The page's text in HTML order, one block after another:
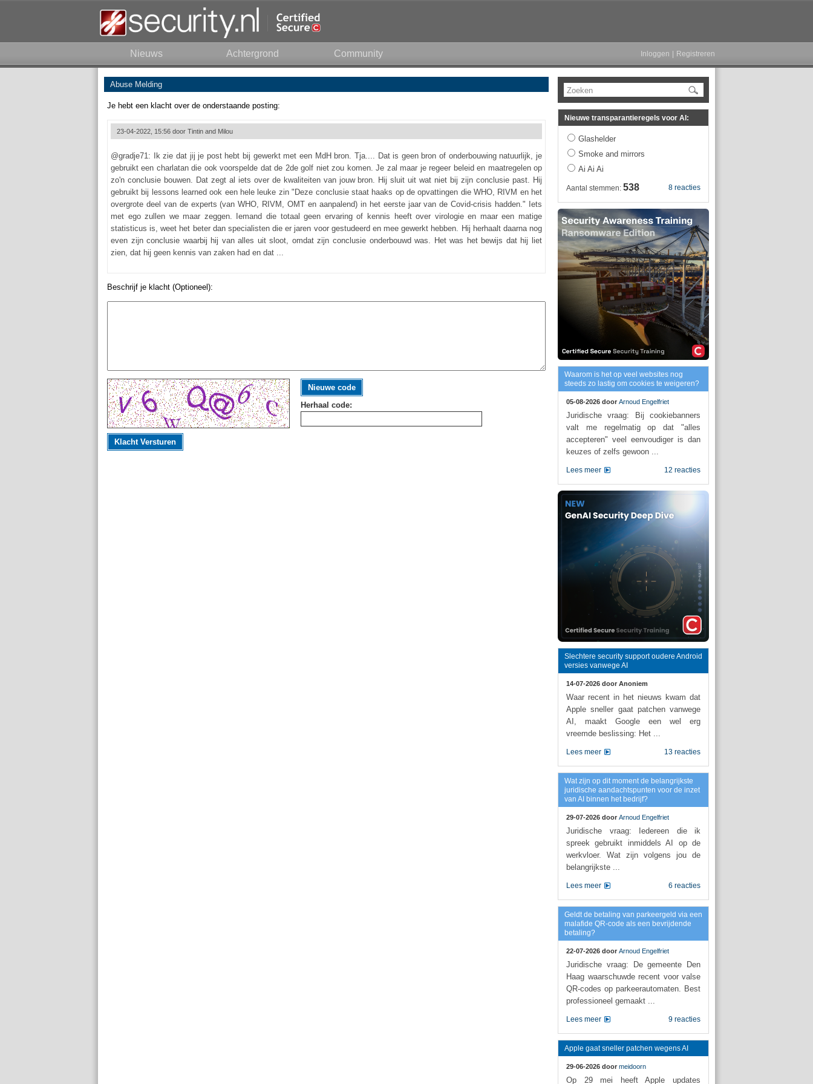
Nieuws Achtergrond Community Inloggen Registreren
Abuse Melding
Je hebt een klacht over de onderstaande posting:
23-04-2022, 15:56 door Tintin and Milou
@gradje71: Ik zie dat jij je post hebt bij gewerkt met een MdH bron. Tja.... Dat is geen bron of onderbouwing natuurlijk, je
gebruikt een charlatan die ook voorspelde dat de 2de golf niet zou komen. Je zal maar je regeer beleid en maatregelen op
zo'n conclusie bouwen. Dat zegt al iets over de kwaliteiten van jouw bron. Hij sluit uit wat niet bij zijn conclusie past. Hij
gebruikt bij lessons learned ook een hele leuke zin "Deze conclusie staat haaks op de opvattingen die WHO, RIVM en het
overgrote deel van de experts (van WHO, RIVM, OMT en aanpalend) in het eerste jaar van de Covid-crisis hadden." Iets
met ego zullen we maar zeggen. Iemand die totaal geen ervaring of kennis heeft over virologie en maar een matige
statisticus is, weet het beter dan specialisten die er jaren voor gestudeerd en mee gewerkt hebben. Hij herhaalt daarna nog
even zijn conclusie waarbij hij van alles uit sloot, omdat zijn conclusie onderbouwd was. Het was het bewijs dat hij liet
zien, dat hij geen kennis van zaken had en dat ...
Beschrijf je klacht (Optioneel):
Nieuwe code
Herhaal code:
Klacht Versturen
Zoeken
Nieuwe transparantieregels voor AI:
Glashelder
Smoke and mirrors
Ai Ai Ai
8 reacties
Aantal stemmen: 538
Waarom is het op veel websites nog
steeds zo lastig om cookies te weigeren?
05-08-2026 door Arnoud Engelfriet
Juridische vraag: Bij cookiebanners
valt me regelmatig op dat "alles
accepteren" veel eenvoudiger is dan
keuzes of zelfs gewoon ...
12 reacties
Lees meer
Slechtere security support oudere Android
versies vanwege AI
14-07-2026 door Anoniem
Waar recent in het nieuws kwam dat
Apple sneller gaat patchen vanwege
AI, maakt Google een wel erg
vreemde beslissing: Het ...
13 reacties
Lees meer
Wat zijn op dit moment de belangrijkste
juridische aandachtspunten voor de inzet
van AI binnen het bedrijf?
29-07-2026 door Arnoud Engelfriet
Juridische vraag: Iedereen die ik
spreek gebruikt inmiddels AI op de
werkvloer. Wat zijn volgens jou de
belangrijkste ...
6 reacties
Lees meer
Geldt de betaling van parkeergeld via een
malafide QR-code als een bevrijdende
betaling?
22-07-2026 door Arnoud Engelfriet
Juridische vraag: De gemeente Den
Haag waarschuwde recent voor valse
QR-codes op parkeerautomaten. Best
professioneel gemaakt ...
9 reacties
Lees meer
Apple gaat sneller patchen wegens AI
29-06-2026 door meidoorn
Op 29 mei heeft Apple updates